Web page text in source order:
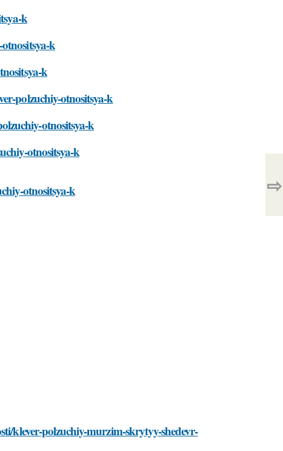
k
k
k
polzuchiy-otnositsya-k
otnositsya-k
otnositsya-k
otnositsya-k
klever-polzuchiy-murzim-skrytyy-shedevr-
⇨